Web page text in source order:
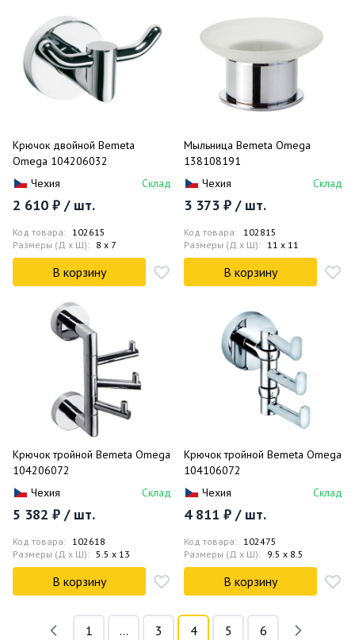
Крючок двойной Bemeta
Omega 104206032
Чехия
Склад
2 610 ₽ / шт.
Код товара: 102615
Размеры (Д x Ш): 8 x 7
В корзину
Мыльница Bemeta Omega
138108191
Чехия
Склад
3 373 ₽ / шт.
Код товара: 102815
Размеры (Д x Ш): 11 x 11
В корзину
Крючок тройной Bemeta Omega
104206072
Чехия
Склад
5 382 ₽ / шт.
Код товара: 102618
Размеры (Д x Ш): 5.5 x 13
В корзину
Крючок тройной Bemeta Omega
104106072
Чехия
Склад
4 811 ₽ / шт.
Код товара: 102475
Размеры (Д x Ш): 9.5 x 8.5
В корзину
1 ... 3 4 5 6